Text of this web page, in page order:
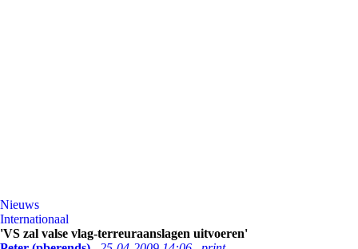
Nieuws
Internationaal
'VS zal valse vlag-terreuraanslagen uitvoeren'